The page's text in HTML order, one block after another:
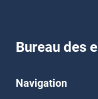
Bureau des
Navigation